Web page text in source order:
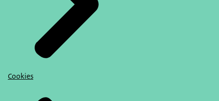
Cookies